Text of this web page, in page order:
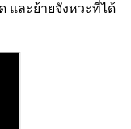
และย้ายจังหวะที่ได้